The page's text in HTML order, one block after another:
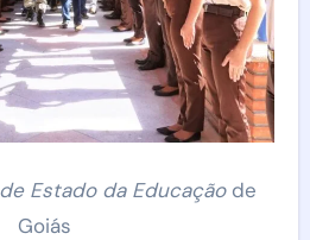
Estado da Educaçãode
Goiás